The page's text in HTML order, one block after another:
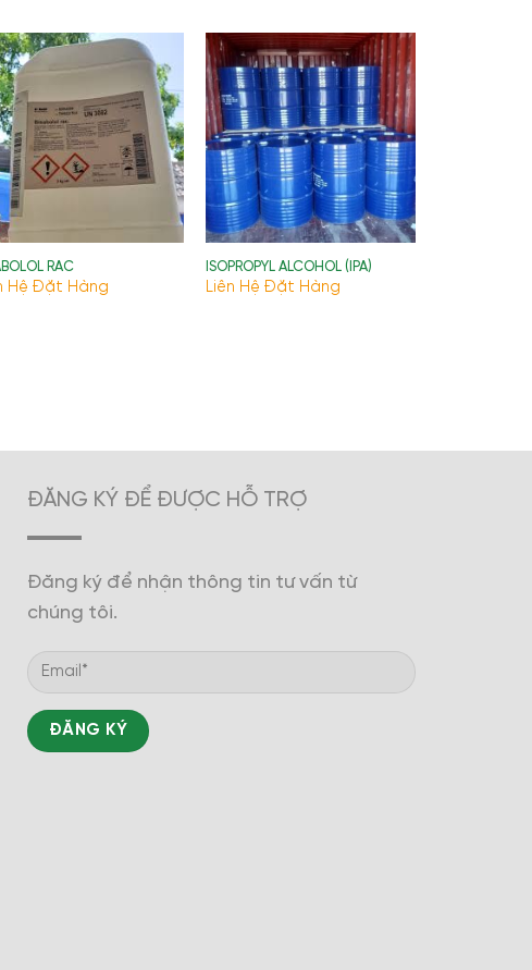
RAC
Hệ Đặt Hàng
ISOPROPYL ALCOHOL (IPA)
Liên Hệ Đặt Hàng
ĐĂNG KÝ ĐỂ ĐƯỢC HỖ TRỢ
Đăng ký để nhận thông tin tư vấn từ
chúng tôi.